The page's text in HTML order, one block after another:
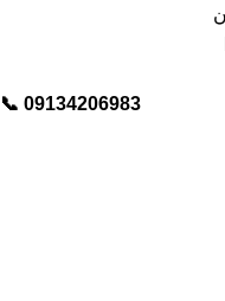
📞︁ 09134206983